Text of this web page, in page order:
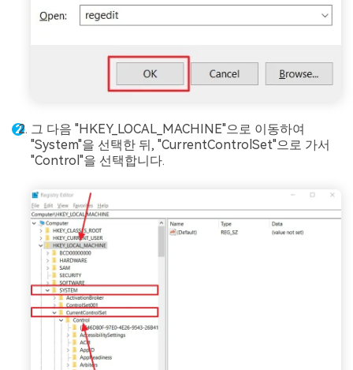
그 다음 "HKEY_LOCAL_MACHINE"으로 이동하여
"System"을 선택한 뒤, "CurrentControlSet"으로 가서
"Control"을 선택합니다.